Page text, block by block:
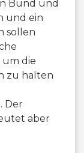
Bund und
und ein
sollen
die
zu halten
Der
aber